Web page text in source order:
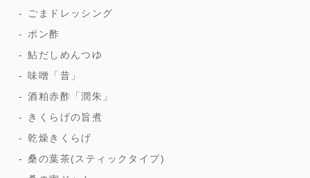
ごまドレッシング
ポン酢
鮎だしめんつゆ
味噌「昔」
酒粕赤酢「潤朱」
きくらげの旨煮
乾燥きくらげ
桑の葉茶(スティックタイプ)